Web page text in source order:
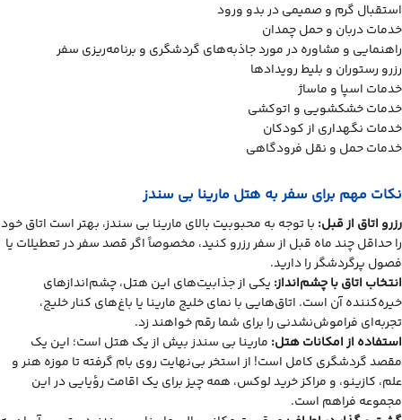
استقبال گرم و صمیمی در بدو ورود
خدمات دربان و حمل چمدان
راهنمایی و مشاوره در مورد جاذبه‌های گردشگری و برنامه‌ریزی سفر
رزرو رستوران و بلیط رویدادها
خدمات اسپا و ماساژ
خدمات خشکشویی و اتوکشی
خدمات نگهداری از کودکان
خدمات حمل و نقل فرودگاهی
نکات مهم برای سفر به هتل مارینا بی سندز
رزرو اتاق از قبل: با توجه به محبوبیت بالای مارینا بی سندز، بهتر است اتاق خود
را حداقل چند ماه قبل از سفر رزرو کنید، مخصوصاً اگر قصد سفر در تعطیلات یا
فصول پرگردشگر را دارید.
انتخاب اتاق با چشم‌انداز: یکی از جذابیت‌های این هتل، چشم‌اندازهای
خیره‌کننده آن است. اتاق‌هایی با نمای خلیج مارینا یا باغ‌های کنار خلیج،
تجربه‌ای فراموش‌نشدنی را برای شما رقم خواهند زد.
استفاده از امکانات هتل: مارینا بی سندز بیش از یک هتل است؛ این یک
مقصد گردشگری کامل است! از استخر بی‌نهایت روی بام گرفته تا موزه هنر و
علم، کازینو، و مراکز خرید لوکس، همه چیز برای یک اقامت رؤیایی در این
مجموعه فراهم است.